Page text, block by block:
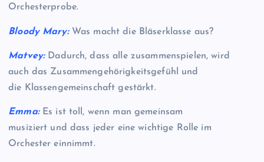
Orchesterprobe.
Bloody Mary:Was macht die Bläserklasse aus?
Matvey:Dadurch, dass alle zusammenspielen, wird
auch das Zusammengehörigkeitsgefühl und
die Klassengemeinschaft gestärkt.
Emma:Es ist toll, wenn man gemeinsam
musiziert und dass jeder eine wichtige Rolle im
Orchester einnimmt.